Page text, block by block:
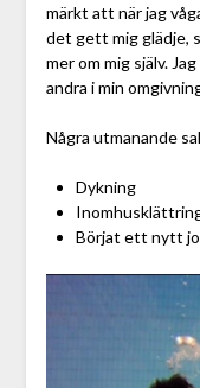
märkt att när jag
det gett mig glädje,
mer om mig själv.
andra i min
Några utmanande
Dykning
Börjat ett nytt